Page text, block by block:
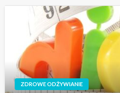
ZDROWE ODŻYWIANIE